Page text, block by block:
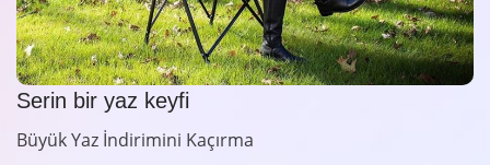
Serin bir yaz keyfi
Büyük Yaz İndirimini Kaçırma